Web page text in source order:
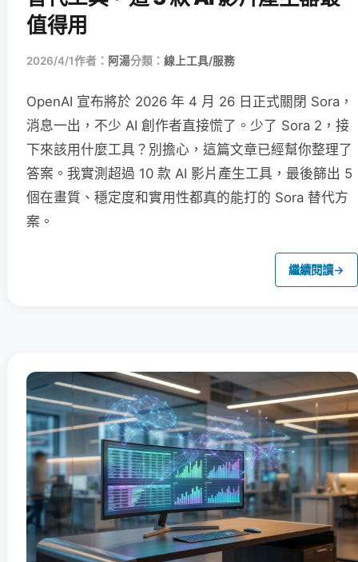
值得用
2026/4/1作者： 阿湯分類： 線上工具/服務
OpenAI 宣布將於 2026 年 4 月 26 日正式關閉 Sora，
消息一出，不少 AI 創作者直接慌了。少了 Sora 2，接
下來該用什麼工具？別擔心，這篇文章已經幫你整理了
答案。我實測超過 10 款 AI 影片產生工具，最後篩出 5
個在畫質、穩定度和實用性都真的能打的 Sora 替代方
案。
繼續閱讀→